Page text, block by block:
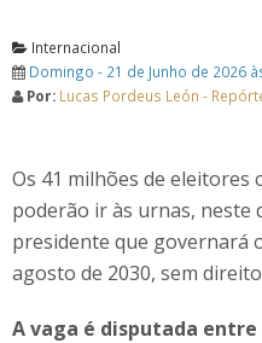
Internacional
Domingo - 21 de Junho de 2026
Por: Lucas Pordeus León -
Os 41 milhões de
poderão ir às urnas, neste
presidente que governará
agosto de 2030, sem
A vaga é disputada entre